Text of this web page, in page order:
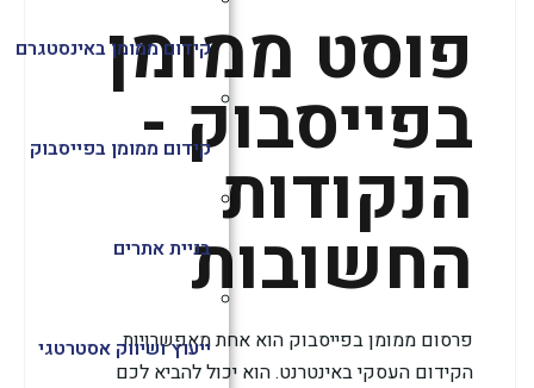
קידום ממומן באינסטגרם
קידום ממומן בפייסבוק
בניית אתרים
ייעוץ ושיווק אסטרטגי
פוסט ממומן
בפייסבוק -
הנקודות
החשובות
פרסום ממומן בפייסבוק הוא אחת מאפשרויות
הקידום העסקי באינטרנט. הוא יכול להביא לכם